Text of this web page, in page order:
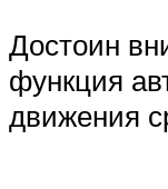
Достоин
функция
движения